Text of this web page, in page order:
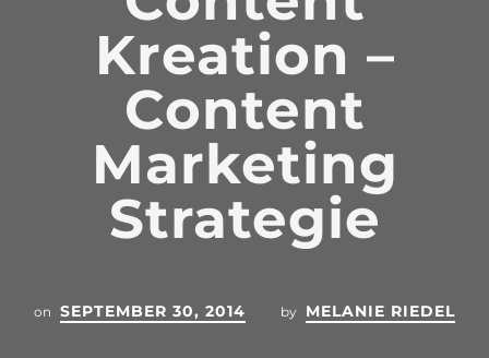
Kreation –
Content
Marketing
Strategie
on SEPTEMBER 30, 2014 by MELANIE RIEDEL